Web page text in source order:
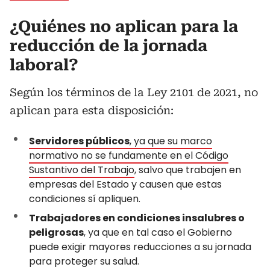
¿Quiénes no aplican para la
reducción de la jornada
laboral?
Según los términos de la Ley 2101 de 2021, no
aplican para esta disposición:
Servidores públicos, ya que su marco
normativo no se fundamente en el Código
Sustantivo del Trabajo, salvo que trabajen en
empresas del Estado y causen que estas
condiciones sí apliquen.
Trabajadores en condiciones insalubres o
peligrosas, ya que en tal caso el Gobierno
puede exigir mayores reducciones a su jornada
para proteger su salud.